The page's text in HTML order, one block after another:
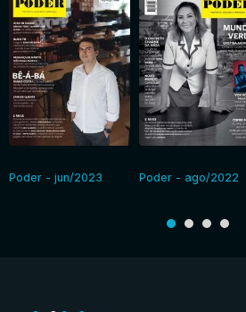
Poder - jun/2023 Poder - ago/2022